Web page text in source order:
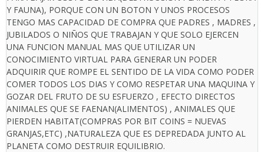
Y FAUNA), PORQUE CON UN BOTON Y UNOS PROCESOS
TENGO MAS CAPACIDAD DE COMPRA QUE PADRES , MADRES ,
JUBILADOS O NIÑOS QUE TRABAJAN Y QUE SOLO EJERCEN
UNA FUNCION MANUAL MAS QUE UTILIZAR UN
CONOCIMIENTO VIRTUAL PARA GENERAR UN PODER
ADQUIRIR QUE ROMPE EL SENTIDO DE LA VIDA COMO PODER
COMER TODOS LOS DIAS Y COMO RESPETAR UNA MAQUINA Y
GOZAR DEL FRUTO DE SU ESFUERZO , EFECTO DIRECTOS
ANIMALES QUE SE FAENAN(ALIMENTOS) , ANIMALES QUE
PIERDEN HABITAT(COMPRAS POR BIT COINS = NUEVAS
GRANJAS,ETC) ,NATURALEZA QUE ES DEPREDADA JUNTO AL
PLANETA COMO DESTRUIR EQUILIBRIO.